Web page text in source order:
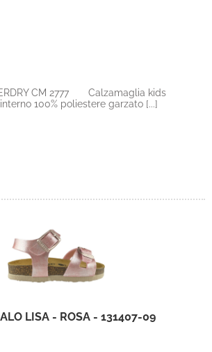
CM 2777 Calzamaglia kids
100% poliestere garzato [...]
LISA - ROSA - 131407-09